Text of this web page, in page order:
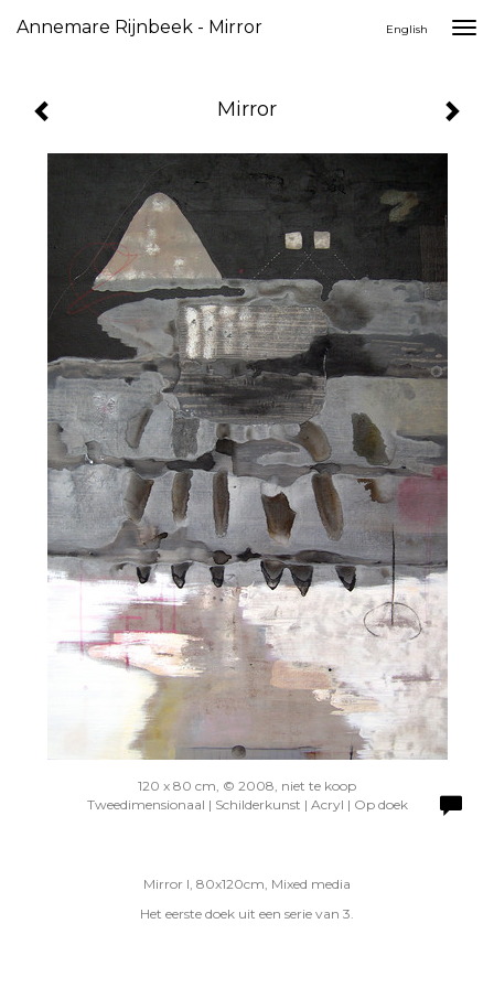
Annemare Rijnbeek - Mirror English
Mirror
120 x 80 cm, © 2008, niet te koop
Tweedimensionaal | Schilderkunst | Acryl | Op doek
Mirror I, 80x120cm, Mixed media
Het eerste doek uit een serie van 3.